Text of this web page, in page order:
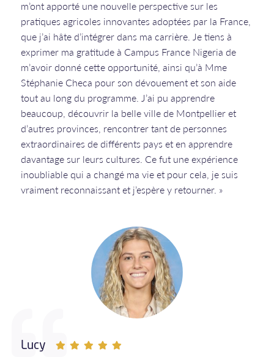
m’ont apporté une nouvelle perspective sur les
pratiques agricoles innovantes adoptées par la France,
que j’ai hâte d’intégrer dans ma carrière. Je tiens à
exprimer ma gratitude à Campus France Nigeria de
m’avoir donné cette opportunité, ainsi qu’à Mme
Stéphanie Checa pour son dévouement et son aide
tout au long du programme. J’ai pu apprendre
beaucoup, découvrir la belle ville de Montpellier et
d’autres provinces, rencontrer tant de personnes
extraordinaires de différents pays et en apprendre
davantage sur leurs cultures. Ce fut une expérience
inoubliable qui a changé ma vie et pour cela, je suis
vraiment reconnaissant et j’espère y retourner. »
Lucy